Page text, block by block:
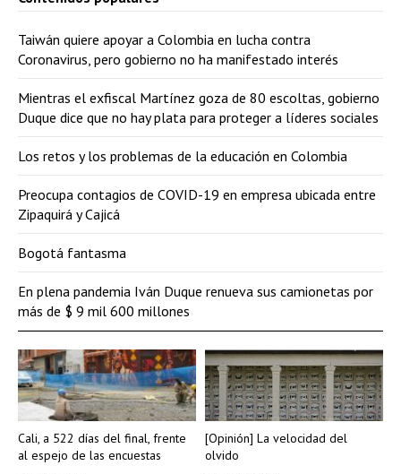
Cali, a 522 días del final, frente
al espejo de las encuestas
[Opinión] La velocidad del
olvido
Taiwán quiere apoyar a Colombia en lucha contra
Coronavirus, pero gobierno no ha manifestado interés
Mientras el exfiscal Martínez goza de 80 escoltas, gobierno
Duque dice que no hay plata para proteger a líderes sociales
Los retos y los problemas de la educación en Colombia
Preocupa contagios de COVID-19 en empresa ubicada entre
Zipaquirá y Cajicá
Bogotá fantasma
En plena pandemia Iván Duque renueva sus camionetas por
más de $ 9 mil 600 millones